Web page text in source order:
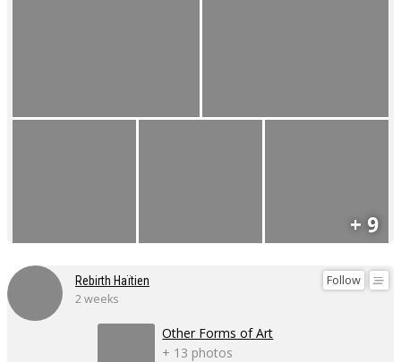
+ 9
Follow
Rebirth Haïtien
2 weeks
Other Forms of Art
+ 13 photos